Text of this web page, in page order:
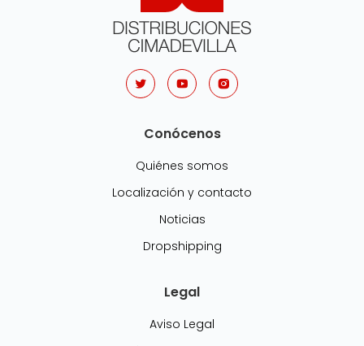
Conócenos
Quiénes somos
Localización y contacto
Noticias
Dropshipping
Legal
Aviso Legal